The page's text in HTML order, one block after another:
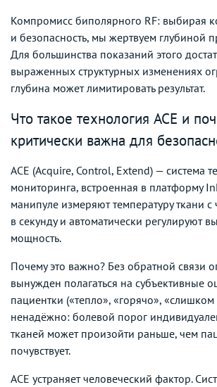
Компромисс биполярного RF: выбирая
и безопасность, мы жертвуем глубиной
Для большинства показаний этого
выраженных структурных изменениях
глубина может лимитировать результат.
Что такое технология ACE и
критически важна для
ACE (Acquire, Control, Extend) — система
мониторинга, встроенная в платформу
манипуле измеряют температуру ткани с
в секунду и автоматически регулируют
мощность.
Почему это важно? Без обратной связи
вынужден полагаться на субъективные
пациентки («тепло», «горячо», «слишком
ненадёжно: болевой порог
тканей может произойти раньше, чем
почувствует.
ACE устраняет человеческий фактор.